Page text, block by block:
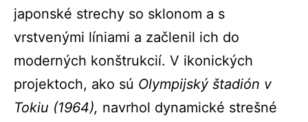
japonské strechy so sklonom a s
vrstvenými líniami a začlenil ich do
moderných konštrukcií. V ikonických
projektoch, ako sú Olympijský štadión v
Tokiu (1964), navrhol dynamické strešné